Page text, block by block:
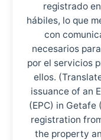
registrado
hábiles, lo que
con
necesarios
por el servicios
ellos.
issuance of an
(EPC) in
registration
the property